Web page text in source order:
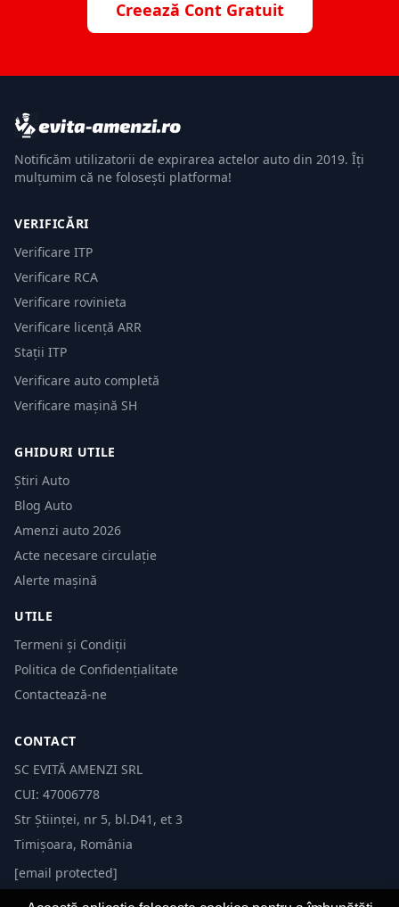
Creează Cont Gratuit
Notificăm utilizatorii de expirarea actelor auto din 2019. Îți
mulțumim că ne folosești platforma!
VERIFICĂRI
Verificare ITP
Verificare RCA
Verificare rovinieta
Verificare licență ARR
Stații ITP
Verificare auto completă
Verificare mașină SH
GHIDURI UTILE
Știri Auto
Blog Auto
Amenzi auto 2026
Acte necesare circulație
Alerte mașină
UTILE
Termeni și Condiții
Politica de Confidențialitate
Contactează-ne
CONTACT
SC EVITĂ AMENZI SRL
CUI: 47006778
Str Științei, nr 5, bl.D41, et 3
Timișoara, România
[email protected]